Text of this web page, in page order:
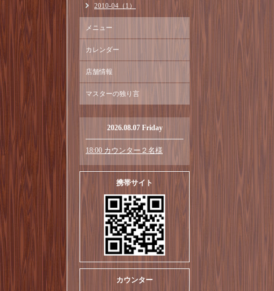
2010-04（1）
メニュー
カレンダー
店舗情報
マスターの独り言
2026.08.07 Friday
18:00 カウンター２名様
携帯サイト
カウンター